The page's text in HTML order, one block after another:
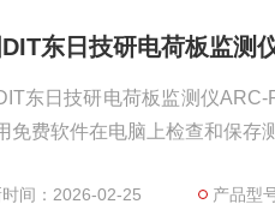
东日技研电荷板监测
东日技研电荷板监测仪
免费软件在电脑上检查和保存
时间：2026-02-25 产品型